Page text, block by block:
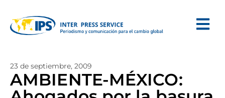
23 de septiembre, 2009
AMBIENTE-MÉXICO: